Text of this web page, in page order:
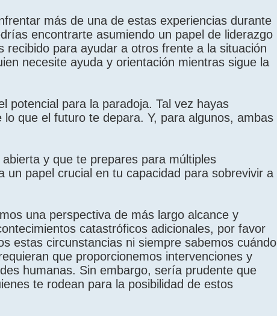
más de una de estas experiencias durante
encontrarte asumiendo un papel de liderazgo
para ayudar a otros frente a la situación
necesite ayuda y orientación mientras sigue la
potencial para la paradoja. Tal vez hayas
que el futuro te depara. Y, para algunos, ambas
y que te prepares para múltiples
un papel crucial en tu capacidad para sobrevivir a
una perspectiva de más largo alcance y
catastróficos adicionales, por favor
estas circunstancias ni siempre sabemos cuándo
que proporcionemos intervenciones y
humanas. Sin embargo, sería prudente que
te rodean para la posibilidad de estos